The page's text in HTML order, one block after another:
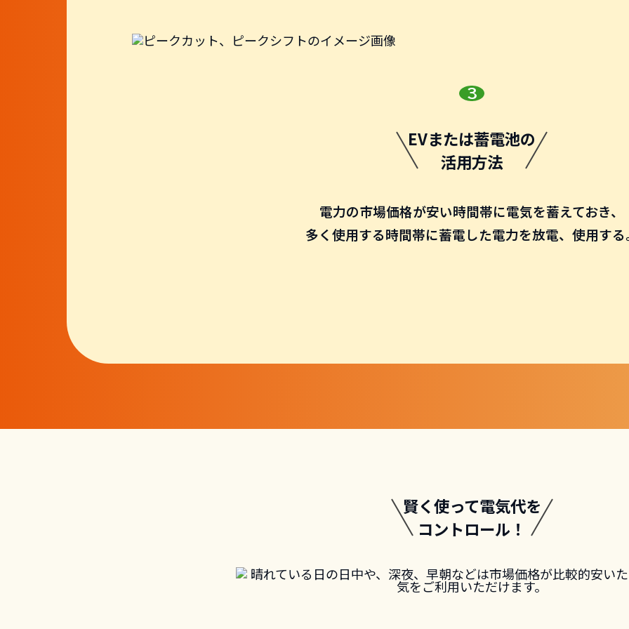
EVまたは蓄電池の
活用方法
電力の市場価格が安い時間帯に電気を蓄えておき、
多く使用する時間帯に蓄電した電力を放電、使用する
賢く使って電気代を
コントロール！